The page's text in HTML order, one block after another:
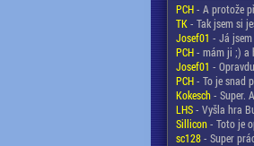
PCH- A protože
TK- Tak jsem si
Josef01 - Já
PCH- mám ji ;) a
Josef01 -
PCH- To je snad
Kokesch- Super.
LHS- Vyšla hra
Sillicon- Toto je
sc128- Super